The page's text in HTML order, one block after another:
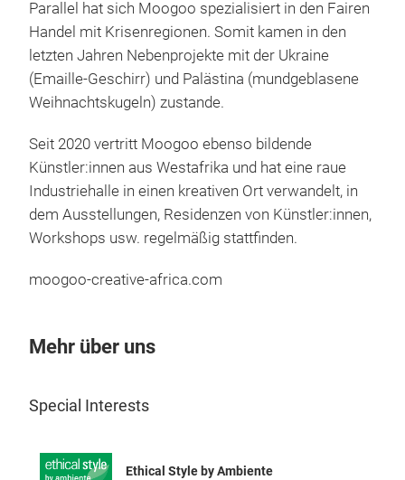
Parallel hat sich Moogoo spezialisiert in den Fairen
Handel mit Krisenregionen. Somit kamen in den
letzten Jahren Nebenprojekte mit der Ukraine
(Emaille-Geschirr) und Palästina (mundgeblasene
Weihnachtskugeln) zustande.
Seit 2020 vertritt Moogoo ebenso bildende
Künstler:innen aus Westafrika und hat eine raue
Industriehalle in einen kreativen Ort verwandelt, in
dem Ausstellungen, Residenzen von Künstler:innen,
Workshops usw. regelmäßig stattfinden.
moogoo-creative-africa.com
Mehr über uns
Special Interests
Ethical Style by Ambiente